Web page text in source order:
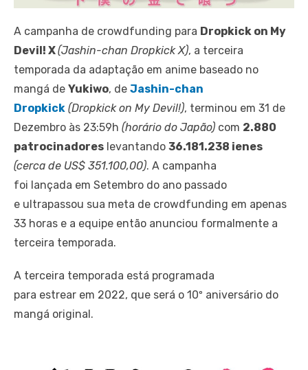
A campanha de crowdfunding para Dropkick on My
Devil! X(Jashin-chan Dropkick X), a terceira
temporada da adaptação em anime baseado no
mangá de Yukiwo, de Jashin-chan
Dropkick (Dropkick on My Devil!), terminou em 31 de
Dezembro às 23:59h (horário do Japão) com 2.880
patrocinadores levantando 36.181.238 ienes
(cerca de US$ 351.100,00). A campanha
foi lançada em Setembro do ano passado
e ultrapassou sua meta de crowdfunding em apenas
33 horas e a equipe então anunciou formalmente a
terceira temporada.
A terceira temporada está programada
para estrear em 2022, que será o 10º aniversário do
mangá original.